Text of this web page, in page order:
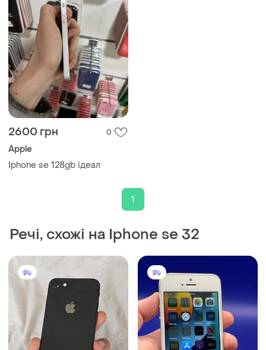
2600 грн 0
Apple
Iphone se 128gb ідеал
1
Речі, схожі на Iphone se 32